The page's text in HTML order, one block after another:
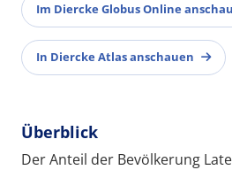
Im Diercke Globus Online
In Diercke Atlas anschauen
Überblick
Der Anteil der Bevölkerung